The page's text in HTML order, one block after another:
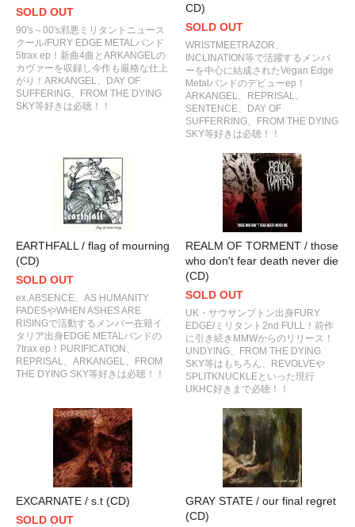
SOLD OUT
90's～00's邪悪ミリタントニュース
クール/FURY EDGE METALバンド
5trax ep！新曲4曲とARKANGELの
カヴァーを収録し今作も厳格な仕上
がり！ARKANGEL、DAY OF
SUFFERING、FROM THE DYING
SKY等好きは必聴！！
CD)
SOLD OUT
WRISTMEETRAZOR、
INCLINATION等で活躍するメンバ
ーを中心に結成されたVegan Edge
Metalバンドのデビューep！
ARKANGEL、REPRISAL、
SENTENCE、DAY OF
SUFFERRING、FROM THE DYING
SKY等好きは必聴！！
EARTHFALL / flag of mourning
(CD)
SOLD OUT
ex.ABSENCE、AS HUMANITY
FADESやWHEN ASHES ARE
RISINGで活動するメンバー在籍イ
タリア出身EDGE METALバンドの
7trax ep！PURIFICATION、
REPRISAL、ARKANGEL、FROM
THE DYING SKY等好きは必聴！！
REALM OF TORMENT / those
who don't fear death never die
(CD)
SOLD OUT
UK・サウサンプトン出身FURY
EDGE/ミリタント2nd FULL！前作
に引き続きMMWからのリリース！
UNDYING、FROM THE DYING
SKY等はもちろん、REVOLVEや
SPLITKNUCKLEといった現行
UKHC好きまで必聴！！
EXCARNATE / s.t (CD)
SOLD OUT
GRAY STATE / our final regret
(CD)